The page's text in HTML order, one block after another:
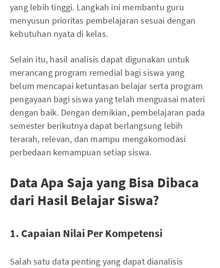
yang lebih tinggi. Langkah ini membantu guru
menyusun prioritas pembelajaran sesuai dengan
kebutuhan nyata di kelas.
Selain itu, hasil analisis dapat digunakan untuk
merancang program remedial bagi siswa yang
belum mencapai ketuntasan belajar serta program
pengayaan bagi siswa yang telah menguasai materi
dengan baik. Dengan demikian, pembelajaran pada
semester berikutnya dapat berlangsung lebih
terarah, relevan, dan mampu mengakomodasi
perbedaan kemampuan setiap siswa.
Data Apa Saja yang Bisa Dibaca
dari Hasil Belajar Siswa?
1. Capaian Nilai Per Kompetensi
Salah satu data penting yang dapat dianalisis